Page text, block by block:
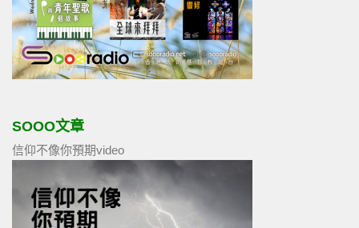
SOOO文章
信仰不像你預期video